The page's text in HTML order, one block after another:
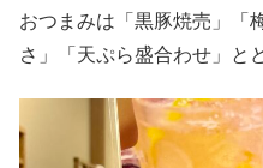
おつまみは「黒豚焼売」「
さ」「天ぷら盛合わせ」と